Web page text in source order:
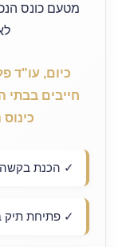
מטעם כונס
כיום, עו"ד
חייבים
✓ הכנת
✓ פתיחת תיק